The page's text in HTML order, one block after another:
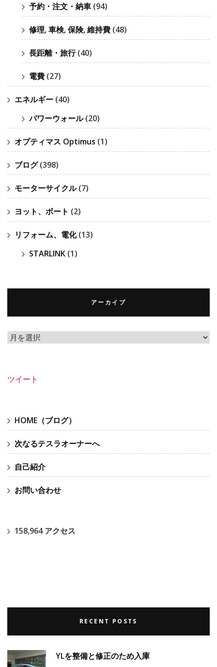
予約・注文・納車 (94)
修理, 車検, 保険, 維持費 (48)
長距離・旅行(40)
電費 (27)
エネルギー (40)
パワーウォール(20)
オプティマス Optimus (1)
ブログ(398)
モーターサイクル(7)
ヨット、ボート (2)
リフォーム、電化(13)
STARLINK (1)
アーカイブ
ア
イ
ツイート
HOME（ブログ）
次なるテスラオーナーへ
自己紹介
お問い合わせ
158,964 アクセス
RECENT POSTS
YLを整備と修正のため入庫